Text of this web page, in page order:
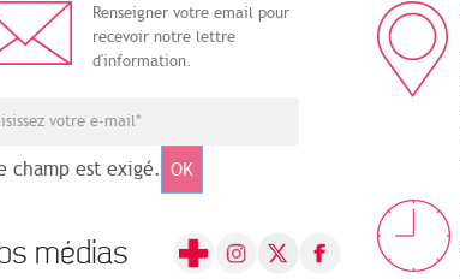
Renseigner votre email pour
recevoir notre lettre
d'information.
champ est exigé. OK
médias